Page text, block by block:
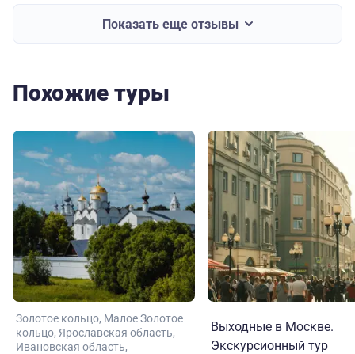
Показать еще отзывы
Похожие туры
Золотое кольцо Малое Золотое
кольцо Ярославская область
Ивановская область
Выходные в Москве.
Экскурсионный тур